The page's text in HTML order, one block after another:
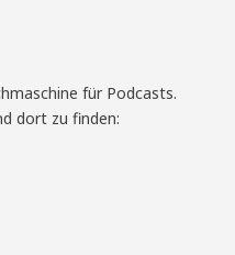
für Podcasts.
dort zu finden: